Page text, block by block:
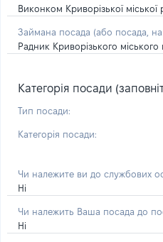
Виконком Криворізької
Займана посада (або посада,
Радник Криворізького
Категорія посади
Тип посади:
Категорія посади:
Чи належите ви до службових
Ні
Чи належить Ваша посада до
Ні